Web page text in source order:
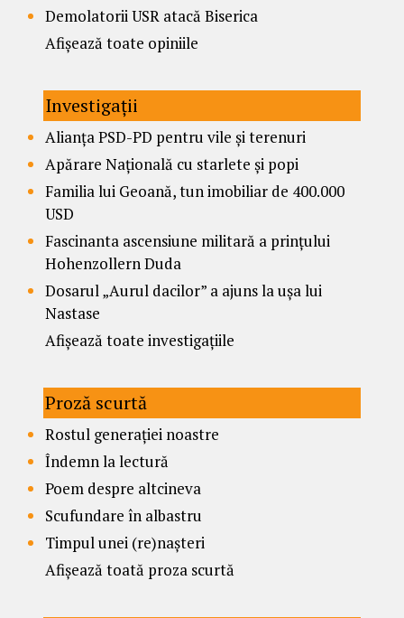
Demolatorii USR atacă Biserica
Afișează toate opiniile
Investigații
Alianța PSD-PD pentru vile și terenuri
Apărare Națională cu starlete și popi
Familia lui Geoană, tun imobiliar de 400.000
USD
Fascinanta ascensiune militară a prințului
Hohenzollern Duda
Dosarul „Aurul dacilor” a ajuns la ușa lui
Nastase
Afișează toate investigațiile
Proză scurtă
Rostul generației noastre
Îndemn la lectură
Poem despre altcineva
Scufundare în albastru
Timpul unei (re)nașteri
Afișează toată proza scurtă